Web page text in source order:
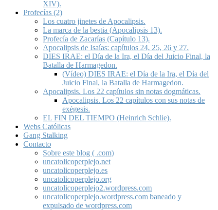
XIV).
Profecías (2)
Los cuatro jinetes de Apocalipsis.
La marca de la bestia (Apocalipsis 13).
Profecía de Zacarías (Capítulo 13).
Apocalipsis de Isaías: capítulos 24, 25, 26 y 27.
DIES IRAE: el Día de la Ira, el Día del Juicio Final, la
Batalla de Harmagedon.
(Vídeo) DIES IRAE: el Día de la Ira, el Día del
Juicio Final, la Batalla de Harmagedon.
Apocalipsis. Los 22 capítulos sin notas dogmáticas.
Apocalipsis. Los 22 capítulos con sus notas de
exégesis.
EL FIN DEL TIEMPO (Heinrich Schlie).
Webs Católicas
Gang Stalking
Contacto
Sobre este blog ( .com)
uncatolicoperplejo.net
uncatolicoperplejo.es
uncatolicoperplejo.org
uncatolicoperplejo2.wordpress.com
uncatolicoperplejo.wordpress.com baneado y
expulsado de wordpress.com